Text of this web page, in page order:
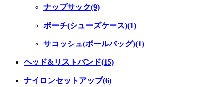
ナップサック(9)
ポーチ(シューズケース)(1)
サコッシュ(ボールバッグ)(1)
ヘッド&リストバンド(15)
ナイロンセットアップ(6)